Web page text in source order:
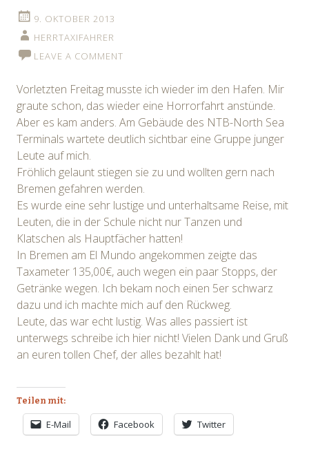
9. OKTOBER 2013
HERRTAXIFAHRER
LEAVE A COMMENT
Vorletzten Freitag musste ich wieder im den Hafen. Mir
graute schon, das wieder eine Horrorfahrt anstünde.
Aber es kam anders. Am Gebäude des NTB-North Sea
Terminals wartete deutlich sichtbar eine Gruppe junger
Leute auf mich.
Fröhlich gelaunt stiegen sie zu und wollten gern nach
Bremen gefahren werden.
Es wurde eine sehr lustige und unterhaltsame Reise, mit
Leuten, die in der Schule nicht nur Tanzen und
Klatschen als Hauptfächer hatten!
In Bremen am El Mundo angekommen zeigte das
Taxameter 135,00€, auch wegen ein paar Stopps, der
Getränke wegen. Ich bekam noch einen 5er schwarz
dazu und ich machte mich auf den Rückweg.
Leute, das war echt lustig. Was alles passiert ist
unterwegs schreibe ich hier nicht! Vielen Dank und Gruß
an euren tollen Chef, der alles bezahlt hat!
Teilen mit:
E-Mail Facebook Twitter